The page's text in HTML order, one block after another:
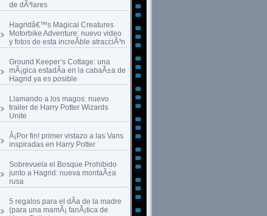
de dÃ³lares
Hagridâ€™s Magical Creatures
Motorbike Adventure: nuevo video
y fotos de esta increÃ­ble atracciÃ³n
Ground Keeper’s Cottage: una
mÃ¡gica estadÃ­a en la cabaÃ±a de
Hagrid ya es posible
Llamando a los magos: nuevo
trailer de Harry Potter Wizards
Unite
Â¡Por fin! primer vistazo a las Vans
inspiradas en Harry Potter
Sobrevuela el Bosque Prohibido
junto a Hagrid: nueva montaÃ±a
rusa
5 regalos para el dÃ­a de la madre
(para una mamÃ¡ fanÃ¡tica de